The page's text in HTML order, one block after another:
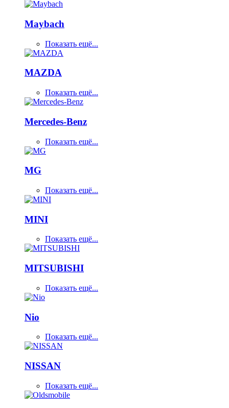
Maybach
Показать ещё...
MAZDA
Показать ещё...
Mercedes-Benz
Показать ещё...
MG
Показать ещё...
MINI
Показать ещё...
MITSUBISHI
Показать ещё...
Nio
Показать ещё...
NISSAN
Показать ещё...